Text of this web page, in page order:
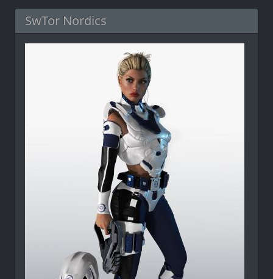
SwTor Nordics